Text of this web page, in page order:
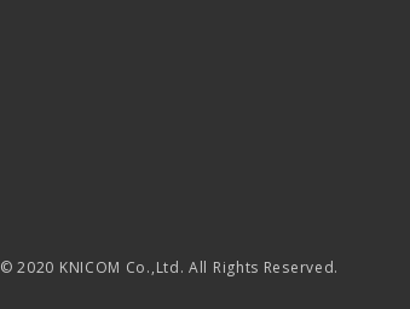
© 2020 KNICOM Co.,Ltd. All Rights Reserved.